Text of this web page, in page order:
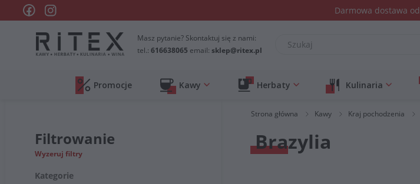
Darmowa dostawa od
Masz pytanie? Skontaktuj się z nami:
tel.: 616638065 email: sklep@ritex.pl
Promocje Kawy Herbaty Kulinaria
Strona główna Kawy Kraj pochodzenia
Filtrowanie
Wyzeruj filtry
Kategorie
Brazylia